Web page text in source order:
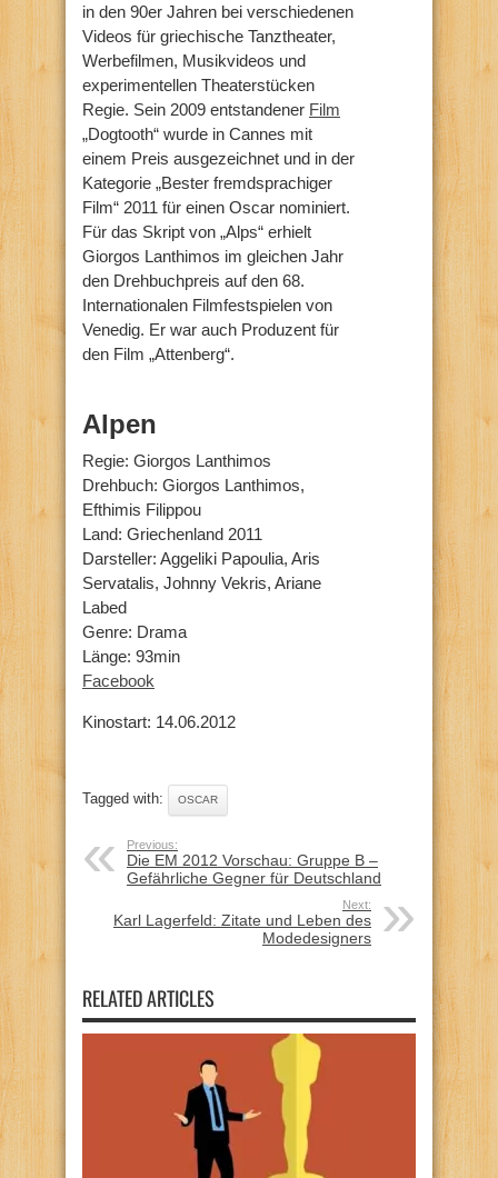
in den 90er Jahren bei verschiedenen
Videos für griechische Tanztheater,
Werbefilmen, Musikvideos und
experimentellen Theaterstücken
Regie. Sein 2009 entstandener Film
„Dogtooth“ wurde in Cannes mit
einem Preis ausgezeichnet und in der
Kategorie „Bester fremdsprachiger
Film“ 2011 für einen Oscar nominiert.
Für das Skript von „Alps“ erhielt
Giorgos Lanthimos im gleichen Jahr
den Drehbuchpreis auf den 68.
Internationalen Filmfestspielen von
Venedig. Er war auch Produzent für
den Film „Attenberg“.
Alpen
Regie: Giorgos Lanthimos
Drehbuch: Giorgos Lanthimos,
Efthimis Filippou
Land: Griechenland 2011
Darsteller: Aggeliki Papoulia, Aris
Servatalis, Johnny Vekris, Ariane
Labed
Genre: Drama
Länge: 93min
Facebook
Kinostart: 14.06.2012
Tagged with: OSCAR
Previous:
Die EM 2012 Vorschau: Gruppe B –
Gefährliche Gegner für Deutschland
Next:
Karl Lagerfeld: Zitate und Leben des
Modedesigners
RELATED ARTICLES